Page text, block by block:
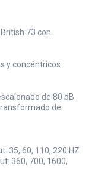
73 con
y concéntricos
de 80 dB
de
35, 60, 110, 220 HZ
360, 700, 1600,